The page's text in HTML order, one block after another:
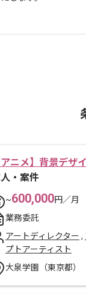
アニメ】背景デザ
・案件
~600,000円／月
業務委託
アートディレクター ,
プトアーティスト
大泉学園（東京都）